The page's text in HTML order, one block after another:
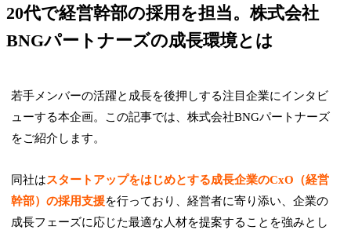
20代で経営幹部の採用を担当。株式会社
BNGパートナーズの成長環境とは
若手メンバーの活躍と成長を後押しする注目企業にインタビ
ューする本企画。この記事では、株式会社BNGパートナーズ
をご紹介します。
同社はスタートアップをはじめとする成長企業のCxO（経営
幹部）の採用支援を行っており、経営者に寄り添い、企業の
成長フェーズに応じた最適な人材を提案することを強みとし